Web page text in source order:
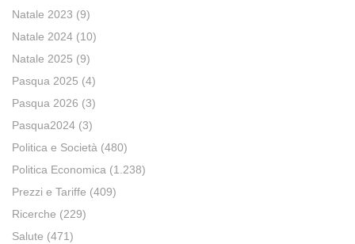
Natale 2023 (9)
Natale 2024 (10)
Natale 2025 (9)
Pasqua 2025 (4)
Pasqua 2026 (3)
Pasqua2024 (3)
Politica e Società (480)
Politica Economica (1.238)
Prezzi e Tariffe (409)
Ricerche (229)
Salute (471)